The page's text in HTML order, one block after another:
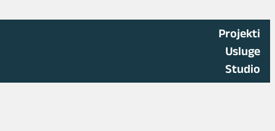
Projekti
Usluge
Studio